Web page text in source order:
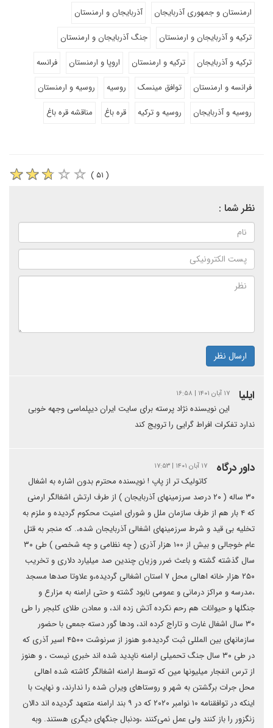
ارمنستان و جمهوری آذربایجان
آذربایجان و ارمنستان
ترکیه و آذربایجان و ارمنستان
جنگ آذربایجان و ارمنستان
ترکیه و آذربایجان
ترکیه و ارمنستان اروپا و ارمنستان
فرانسه
فرانسه و ارمنستان
توافق مینسک روسیه
روسیه و ارمنستان
روسیه و آذربایجان
روسیه و ترکیه قره باغ مناقشه قره باغ
( ۵۱ )
نظر شما :
ارسال نظر
ایلیا ۱۷ آبان ۱۴۰۱ | ۱۶:۵۸
این نویسنده نژاد پرسته برای سایت ایران دیپلماسی وجهه خوبی
ندارد تفکرات افراط گرایی را ترویج کند
داور درگاه ۱۷ آبان ۱۴۰۱ | ۱۷:۵۳
کاتولیک تر از پاپ ! نویسنده محترم بدون اشاره به اشغال
۳۰ ساله ( ۲۰ درصد سرزمینهای آذربایجان ) از طرف ارتش اشغالگر ارمنی
که ۴ بار هم از طرف سازمان ملل و شورای امنیت محکوم گردیده و ملزم به
تخلیه بی قید و شرط سرزمینهای اشغالی آذربایجان شده،. که منجر به قتل
عام خوجالی و بیش از ۱۰۰ هزار آذری ( چه نظامی و چه شخصی ) طی ۳۰
سال گذشته گشته و باعث ضرر وزیان چندین صد میلیارد دلاری و تخریب
۲۵۰ هزار خانه اهالی محل ۷ استان اشغالی گردیده،و علاوتا صدها مسجد
،مدرسه و مراکز درمانی و عمومی نابود گشته و حتی ارامنه به مزارع و
جنگلها و حیوانات هم رحم نکرده آتش زده اند، و معادن طلای کلبجر را طی
۳۰ سال اشغال غارت و تاراج کرده اند، ودها گور دسته جمعی با حضور
سازمانهای بین المللی ثبت گردیده،و هنوز از سرنوشت ۴۵۰۰ اسیر آذری که
در طی ۳۰ سال جنگ تحمیلی ارامنه ناپدید شده اند خبری نیست ، و هنوز
از ترس انفجار میلیونها مین که توسط ارامنه اشغالگر کاشته شده اهالی
محل جرات برگشتن به شهر و روستاهای ویران شده را ندارند، و نهایت با
اینکه در توافقنامه ۱۰ نوامبر ۲۰۲۰ که در ۹ بند ارامنه متعهد گردیده اند دالان
زنگزور را باز کنند ولی عمل نمی‌کنند ،ودنبال جنگهای دیگری هستند. وبه